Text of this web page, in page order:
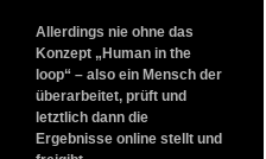
Allerdings nie ohne das
Konzept „Human in the
loop“ – also ein Mensch der
überarbeitet, prüft und
letztlich dann die
Ergebnisse online stellt und